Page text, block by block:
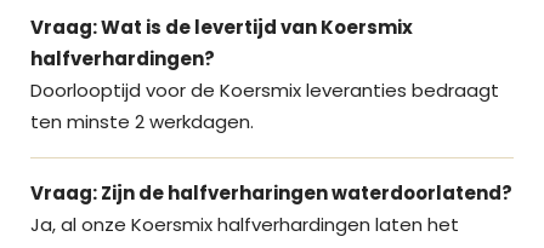
Vraag: Wat is de levertijd van Koersmix
halfverhardingen?
Doorlooptijd voor de Koersmix leveranties bedraagt
ten minste 2 werkdagen.
Vraag: Zijn de halfverharingen waterdoorlatend?
Ja, al onze Koersmix halfverhardingen laten het